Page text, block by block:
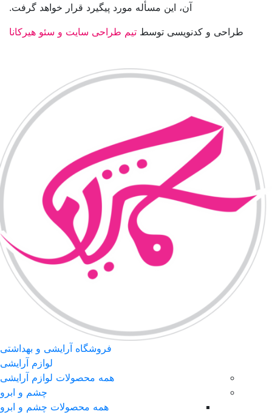
آن، این مسأله مورد پیگیرد قرار خواهد گرفت.
طراحی و کدنویسی توسط تیم طراحی سایت و سئو هیرکانا
فروشگاه آرایشی و بهداشتی
لوازم آرایشی
همه محصولات لوازم آرایشی
چشم و ابرو
همه محصولات چشم و ابرو